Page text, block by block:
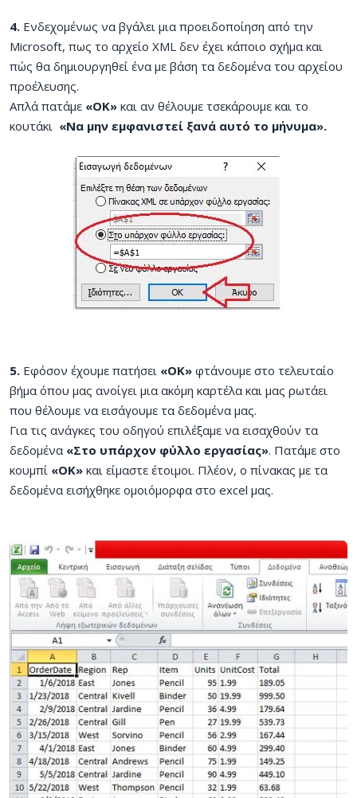
4. Ενδεχομένως να βγάλει μια προειδοποίηση από την
Microsoft, πως το αρχείο XML δεν έχει κάποιο σχήμα και
πώς θα δημιουργηθεί ένα με βάση τα δεδομένα του αρχείου
προέλευσης.
Απλά πατάμε «OK» και αν θέλουμε τσεκάρουμε και το
κουτάκι «Να μην εμφανιστεί ξανά αυτό το μήνυμα».
5. Εφόσον έχουμε πατήσει «OK» φτάνουμε στο τελευταίο
βήμα όπου μας ανοίγει μια ακόμη καρτέλα και μας ρωτάει
που θέλουμε να εισάγουμε τα δεδομένα μας.
Για τις ανάγκες του οδηγού επιλέξαμε να εισαχθούν τα
δεδομένα «Στο υπάρχον φύλλο εργασίας». Πατάμε στο
κουμπί «ΟΚ» και είμαστε έτοιμοι. Πλέον, ο πίνακας με τα
δεδομένα εισήχθηκε ομοιόμορφα στο excel μας.